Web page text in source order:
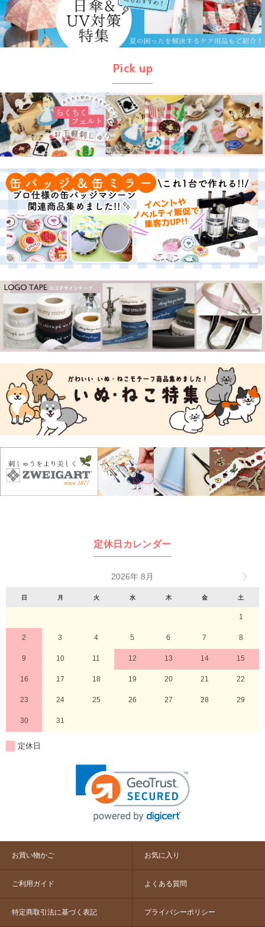
Pick up
定休日カレンダー
2026年 8月
日 月 火 水 木 金 土
1
2 3 4 5 6 7 8
9 10 11 12 13 14 15
16 17 18 19 20 21 22
23 24 25 26 27 28 29
30 31
定休日
お買い物かご お気に入り
ご利用ガイド よくある質問
特定商取引法に基づく表記 プライバシーポリシー